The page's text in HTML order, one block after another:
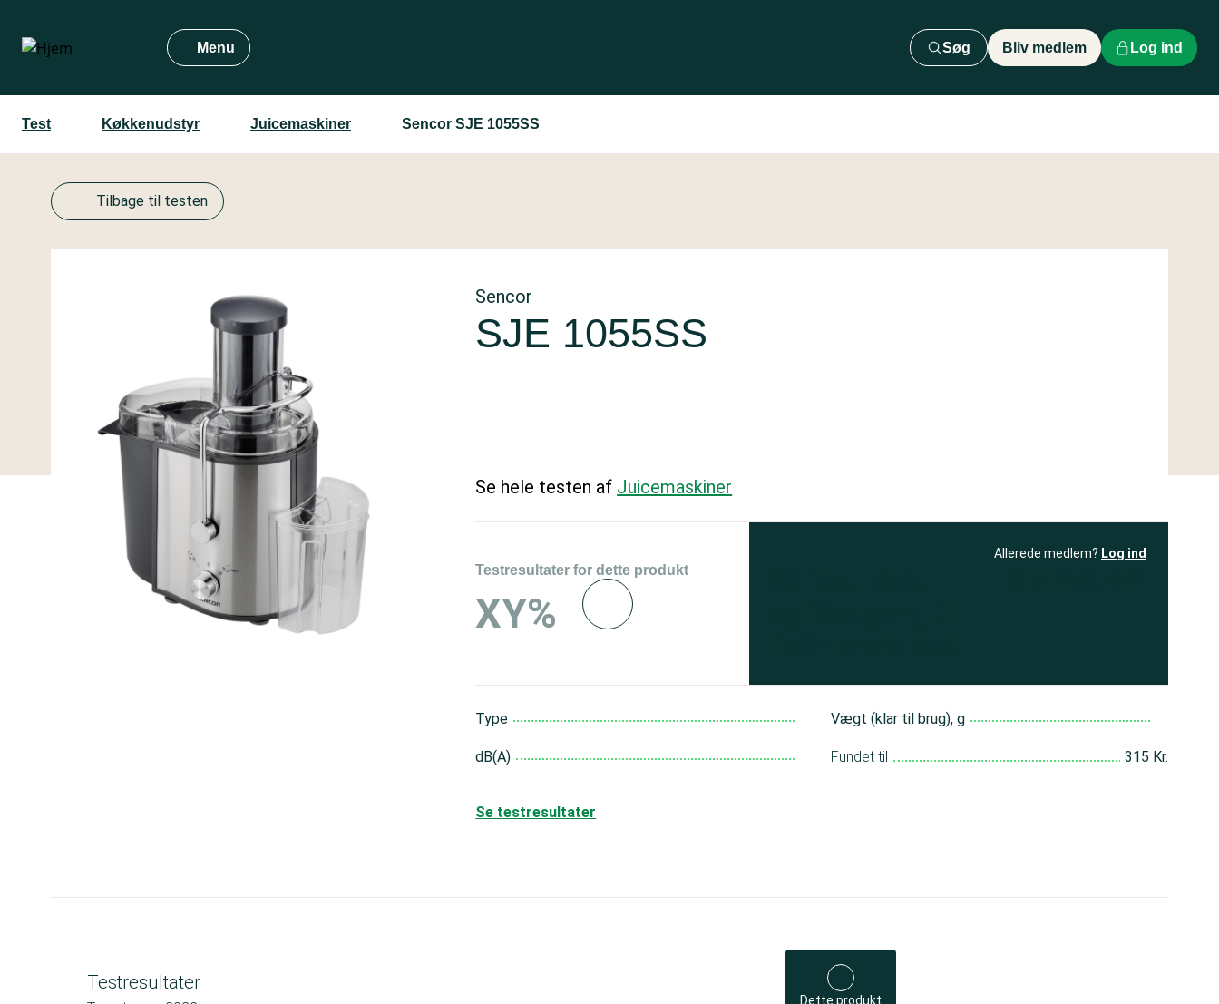
hovedindhold
Menu Søg Bliv medlem Log ind
Test Køkkenudstyr Juicemaskiner Sencor SJE 1055SS
Tilbage til testen
Sencor
SJE 1055SS
Se hele testen af Juicemaskiner
Testresultater for dette produkt
XY%
Allerede medlem? Log ind
Type
dB(A)
Vægt (klar til brug), g
Fundet til 315 Kr.
Se testresultater
Testresultater
Dette produkt